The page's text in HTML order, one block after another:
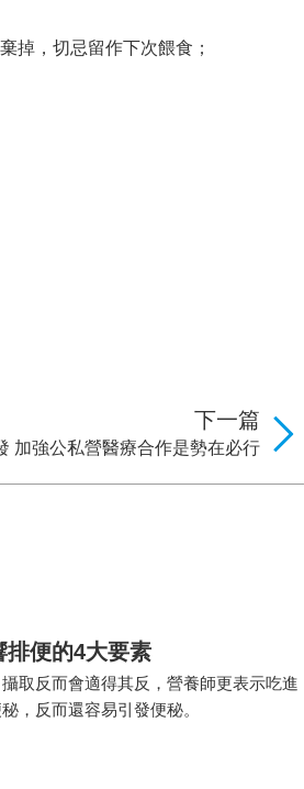
掉，切忌留作下次餵食；
下一篇
加強公私營醫療合作是勢在必行
排便的4大要素
取反而會適得其反，營養師更表示吃進
，反而還容易引發便秘。